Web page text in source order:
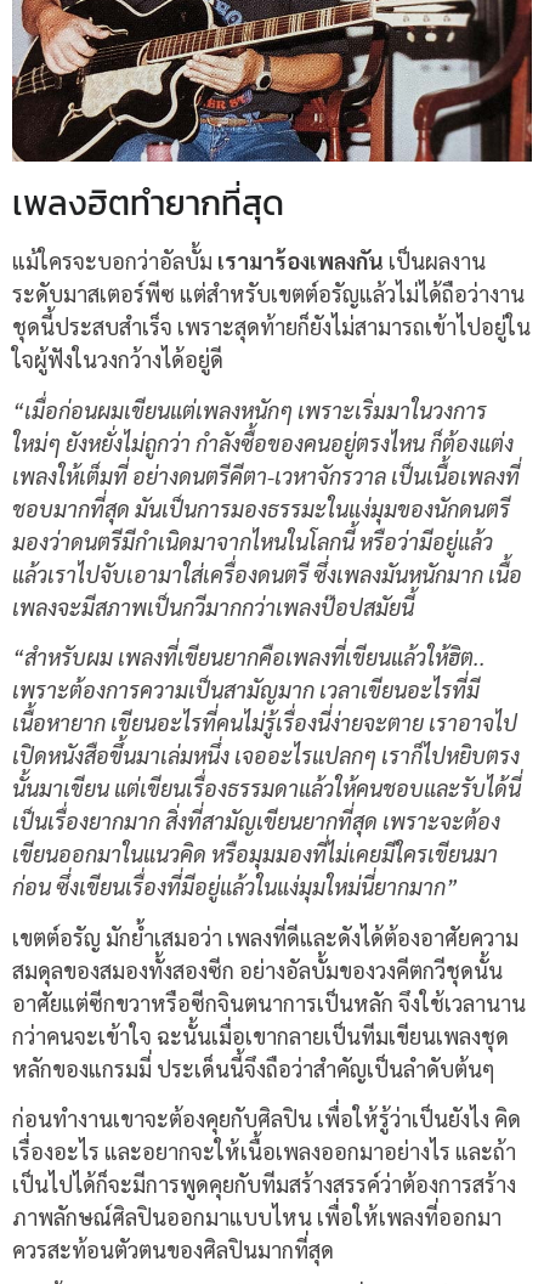
เพลงฮิตทำยากที่สุด
แม้ใครจะบอกว่าอัลบั้ม เรามาร้องเพลงกัน เป็นผลงาน
ระดับมาสเตอร์พีซ แต่สำหรับเขตต์อรัญแล้วไม่ได้ถือว่างาน
ชุดนี้ประสบสำเร็จ เพราะสุดท้ายก็ยังไม่สามารถเข้าไปอยู่ใน
ใจผู้ฟังในวงกว้างได้อยู่ดี
“เมื่อก่อนผมเขียนแต่เพลงหนักๆ เพราะเริ่มมาในวงการ
ใหม่ๆ ยังหยั่งไม่ถูกว่า กำลังซื้อของคนอยู่ตรงไหน ก็ต้องแต่ง
เพลงให้เต็มที่ อย่างดนตรีคีตา-เวหาจักรวาล เป็นเนื้อเพลงที่
ชอบมากที่สุด มันเป็นการมองธรรมะในแง่มุมของนักดนตรี
มองว่าดนตรีมีกำเนิดมาจากไหนในโลกนี้ หรือว่ามีอยู่แล้ว
แล้วเราไปจับเอามาใส่เครื่องดนตรี ซึ่งเพลงมันหนักมาก เนื้อ
เพลงจะมีสภาพเป็นกวีมากกว่าเพลงป๊อปสมัยนี้
“สำหรับผม เพลงที่เขียนยากคือเพลงที่เขียนแล้วให้ฮิต..
เพราะต้องการความเป็นสามัญมาก เวลาเขียนอะไรที่มี
เนื้อหายาก เขียนอะไรที่คนไม่รู้เรื่องนี่ง่ายจะตาย เราอาจไป
เปิดหนังสือขึ้นมาเล่มหนึ่ง เจออะไรแปลกๆ เราก็ไปหยิบตรง
นั้นมาเขียน แต่เขียนเรื่องธรรมดาแล้วให้คนชอบและรับได้นี่
เป็นเรื่องยากมาก สิ่งที่สามัญเขียนยากที่สุด เพราะจะต้อง
เขียนออกมาในแนวคิด หรือมุมมองที่ไม่เคยมีใครเขียนมา
ก่อน ซึ่งเขียนเรื่องที่มีอยู่แล้วในแง่มุมใหม่นี่ยากมาก”
เขตต์อรัญ มักย้ำเสมอว่า เพลงที่ดีและดังได้ต้องอาศัยความ
สมดุลของสมองทั้งสองซีก อย่างอัลบั้มของวงคีตกวีชุดนั้น
อาศัยแต่ซีกขวาหรือซีกจินตนาการเป็นหลัก จึงใช้เวลานาน
กว่าคนจะเข้าใจ ฉะนั้นเมื่อเขากลายเป็นทีมเขียนเพลงชุด
หลักของแกรมมี่ ประเด็นนี้จึงถือว่าสำคัญเป็นลำดับต้นๆ
ก่อนทำงานเขาจะต้องคุยกับศิลปิน เพื่อให้รู้ว่าเป็นยังไง คิด
เรื่องอะไร และอยากจะให้เนื้อเพลงออกมาอย่างไร และถ้า
เป็นไปได้ก็จะมีการพูดคุยกับทีมสร้างสรรค์ว่าต้องการสร้าง
ภาพลักษณ์ศิลปินออกมาแบบไหน เพื่อให้เพลงที่ออกมา
ควรสะท้อนตัวตนของศิลปินมากที่สุด